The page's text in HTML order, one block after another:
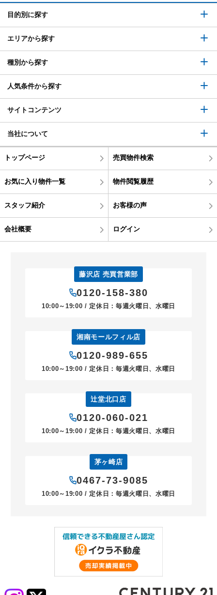
目的別に探す
エリアから探す
種別から探す
人気条件から探す
サイトコンテンツ
当社について
トップページ 売買物件検索
お気に入り物件一覧 物件閲覧履歴
スタッフ紹介 お客様の声
会社概要 ログイン
藤沢店 売買営業部
0120-158-380
10:00～19:00 / 定休日：毎週火曜日、水曜日
湘南モールフィル店
0120-989-655
10:00～19:00 / 定休日：毎週火曜日、水曜日
辻堂北口店
0120-060-021
10:00～19:00 / 定休日：毎週火曜日、水曜日
茅ヶ崎店
0467-73-9085
10:00～19:00 / 定休日：毎週火曜日、水曜日